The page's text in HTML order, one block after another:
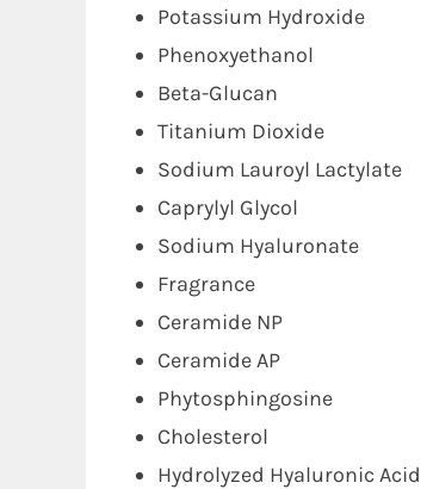
Potassium Hydroxide
Phenoxyethanol
Beta-Glucan
Titanium Dioxide
Sodium Lauroyl Lactylate
Caprylyl Glycol
Sodium Hyaluronate
Fragrance
Ceramide NP
Ceramide AP
Phytosphingosine
Cholesterol
Hydrolyzed Hyaluronic Acid